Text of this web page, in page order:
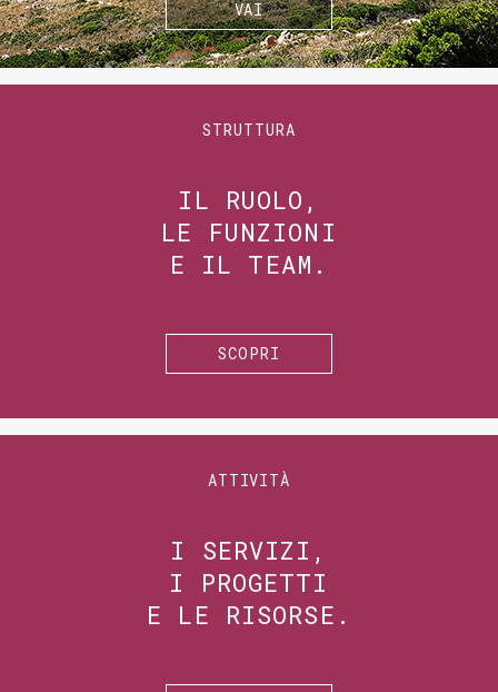
VAI
STRUTTURA
IL RUOLO,
LE FUNZIONI
E IL TEAM.
SCOPRI
ATTIVITÀ
I SERVIZI,
I PROGETTI
E LE RISORSE.